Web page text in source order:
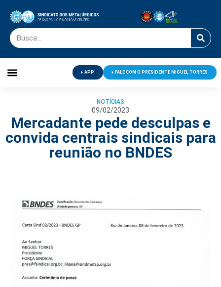
APP FALE COM O PRESIDENTE MIGUEL TORRES
NOTÍCIAS
09/02/2023
Mercadante pede desculpas e
convida centrais sindicais para
reunião no BNDES